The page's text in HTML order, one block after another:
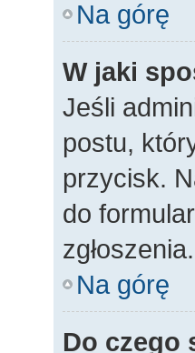
Na górę
W jaki
Jeśli
postu,
przycisk.
do
zgłoszenia.
Na górę
Do czego